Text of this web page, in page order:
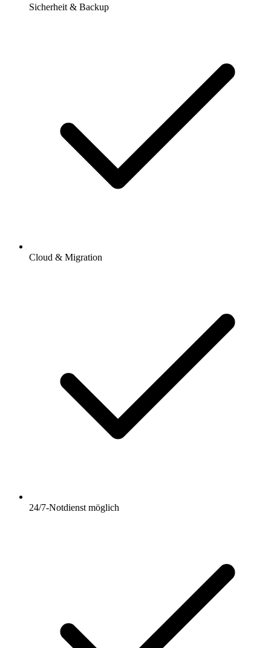
Sicherheit & Backup
Cloud & Migration
24/7-Notdienst möglich